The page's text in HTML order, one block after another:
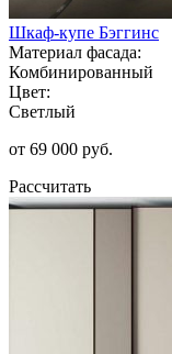
Шкаф-купе Бэггинс
Материал фасада:
Комбинированный
Цвет:
Светлый
от 69 000 руб.
Рассчитать